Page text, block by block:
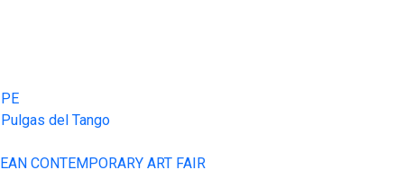
del Tango
CONTEMPORARY ART FAIR